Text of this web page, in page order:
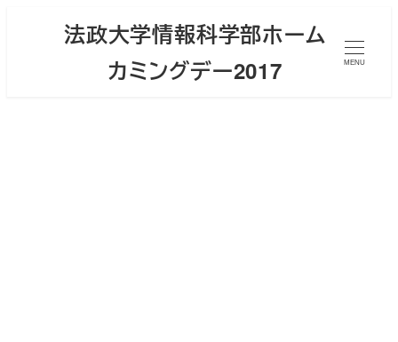
法政大学情報科学部ホーム
カミングデー2017
MENU